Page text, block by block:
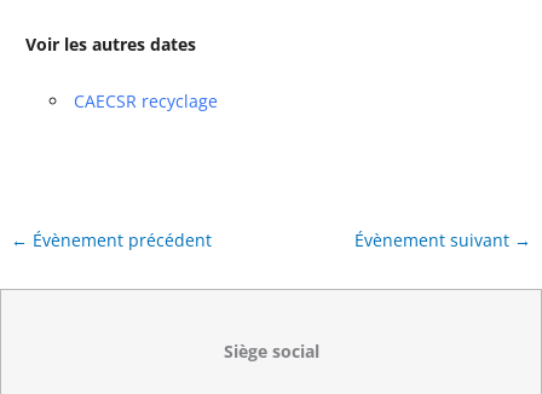
Voir les autres dates
CAECSR recyclage
← Évènement précédent Évènement suivant →
Siège social